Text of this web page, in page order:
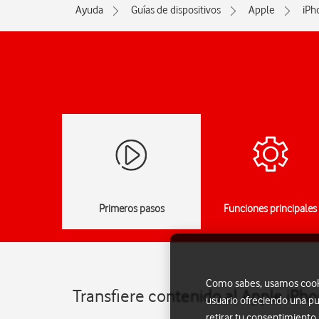
Ayuda Guías de dispositivos Apple
Primeros pasos Funciones principales
Transfiere contenido al Apple
Como sabes, usamos
usuario ofreciendo una